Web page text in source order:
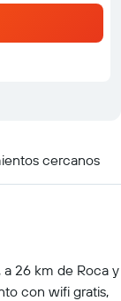
cercanos
26 km de Roca y
con wifi gratis,